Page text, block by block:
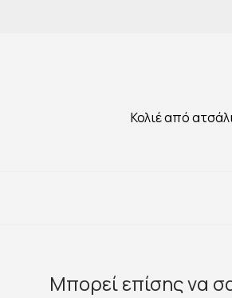
Κολιέ από
Μπορεί επίσης να